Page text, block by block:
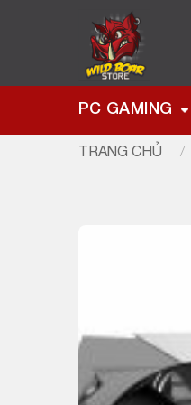
PC GAMING
TRANG CHỦ /